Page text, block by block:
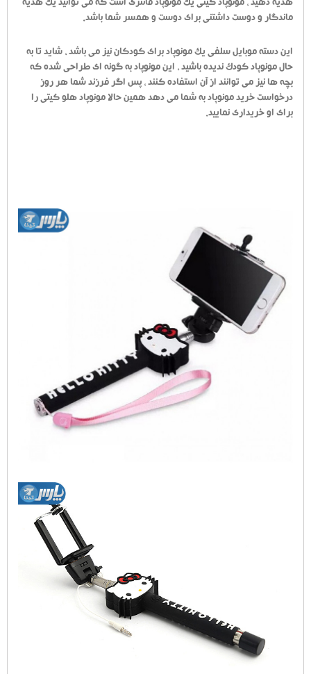
هدیه دهید ، مونوپاد کیتی یک مونوپاد فانتزی است که می توانید یک هدیه
ماندگار و دوست داشتنی برای دوست و همسر شما باشد.
این دسته موبایل سلفی یک مونوپاد برای کودکان نیز می باشد ، شاید تا به
حال مونوپاد کودک ندیده باشید ، این مونوپاد به گونه ای طراحی شده که
بچه ها نیز می توانند از آن استفاده کنند ، پس اگر فرزند شما هر روز
درخواست خرید مونوپاد به شما می دهد همین حالا مونوپاد هلو کیتی را
برای او خریداری نمایید.